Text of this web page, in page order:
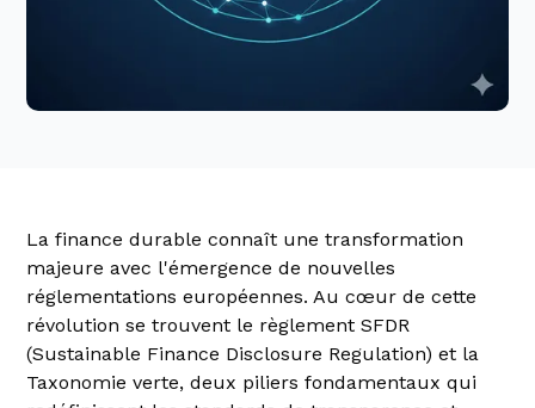
La finance durable connaît une transformation
majeure avec l'émergence de nouvelles
réglementations européennes. Au cœur de cette
révolution se trouvent le règlement SFDR
(Sustainable Finance Disclosure Regulation) et la
Taxonomie verte, deux piliers fondamentaux qui